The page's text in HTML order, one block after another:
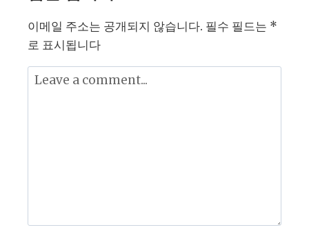
타
노
이메일 주소는 공개되지 않습니다. 필수 필드는 *
로 표시됩니다